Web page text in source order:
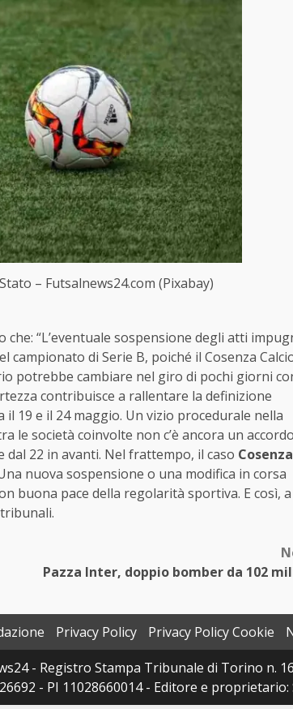
– Futsalnews24.com (Pixabay)
“L’eventuale sospensione degli atti
campionato di Serie B, poiché il Cosenza
potrebbe cambiare nel giro di pochi giorni
contribuisce a rallentare la definizione
19 e il 24 maggio. Un vizio procedurale nella
le società coinvolte non c’è ancora un
22 in avanti. Nel frattempo, il caso Cosenza
nuova sospensione o una modifica in corsa
buona pace della regolarità sportiva. E così, a
Pazza Inter, doppio bomber da 102
Privacy Policy Privacy Policy Cookie
- Registro Stampa Tribunale di Torino n.
- PI 11028660014 - Editore e